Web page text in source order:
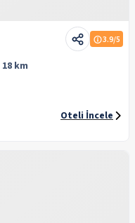
3.9/5
18 km
Oteli İncele